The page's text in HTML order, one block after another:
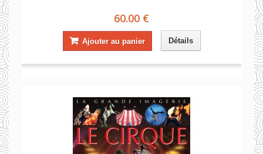
60.00 €
Ajouter au panier Détails